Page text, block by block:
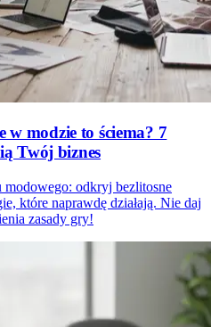
modzie to ściema? 7
Twój biznes
odkryj bezlitosne
które naprawdę działają. Nie daj
zasady gry!